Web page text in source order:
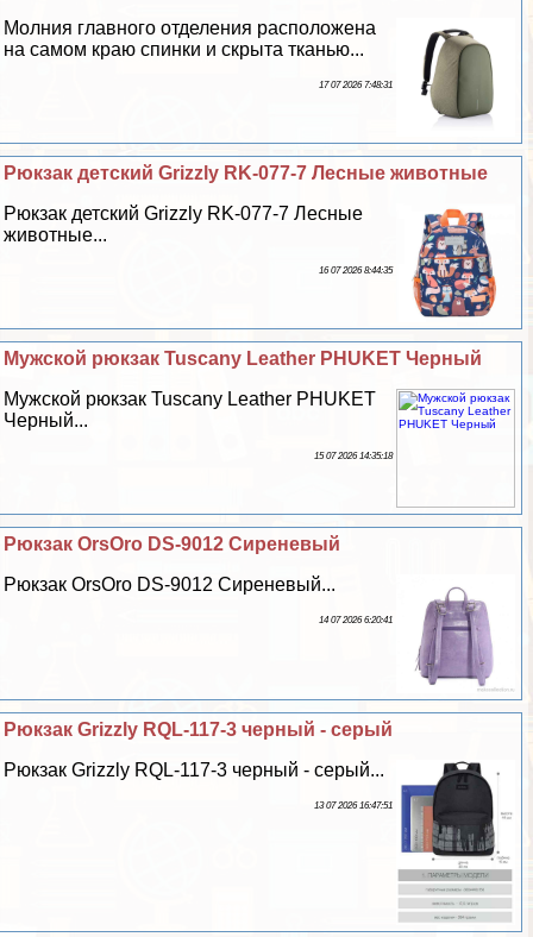
Молния главного отделения расположена
на самом краю спинки и скрыта тканью...
17 07 2026 7:48:31
Рюкзак детский Grizzly RK-077-7 Лесные животные
Рюкзак детский Grizzly RK-077-7 Лесные
животные...
16 07 2026 8:44:35
Мужской рюкзак Tuscany Leather PHUKET Черный
Мужской рюкзак Tuscany Leather PHUKET
Черный...
15 07 2026 14:35:18
Рюкзак OrsOro DS-9012 Сиреневый
Рюкзак OrsOro DS-9012 Сиреневый...
14 07 2026 6:20:41
Рюкзак Grizzly RQL-117-3 черный - серый
Рюкзак Grizzly RQL-117-3 черный - серый...
13 07 2026 16:47:51